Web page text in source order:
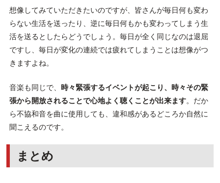
想像してみていただきたいのですが、皆さんが毎日何も変わ
らない生活を送ったり、逆に毎日何もかも変わってしまう生
活を送るとしたらどうでしょう。毎日が全く同じなのは退屈
ですし、毎日が変化の連続では疲れてしまうことは想像がつ
きますよね。
音楽も同じで、 時々緊張するイベントが起こり、時々その緊
張から開放されることで心地よく聴くことが出来ます。だか
ら不協和音を曲に使用しても、違和感があるどころか自然に
聞こえるのです。
まとめ